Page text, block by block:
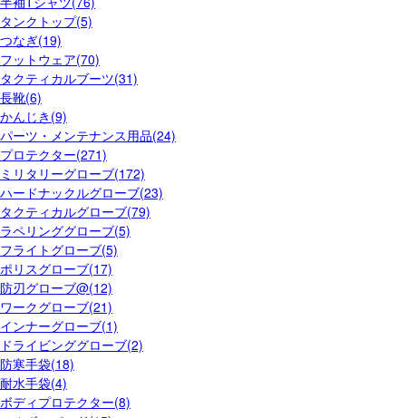
タンクトップ(5)
つなぎ(19)
フットウェア(70)
タクティカルブーツ(31)
長靴(6)
かんじき(9)
パーツ・メンテナンス用品(24)
プロテクター(271)
ミリタリーグローブ(172)
ハードナックルグローブ(23)
タクティカルグローブ(79)
ラペリンググローブ(5)
フライトグローブ(5)
ポリスグローブ(17)
防刃グローブ@(12)
ワークグローブ(21)
インナーグローブ(1)
ドライビンググローブ(2)
防寒手袋(18)
耐水手袋(4)
ボディプロテクター(8)